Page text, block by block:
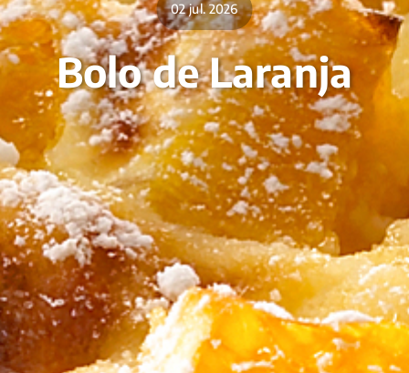
02 jul. 2026
Bolo de Laranja